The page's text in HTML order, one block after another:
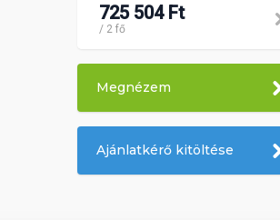
725 504 Ft
/ 2 fő
Megnézem
Ajánlatkérő kitöltése